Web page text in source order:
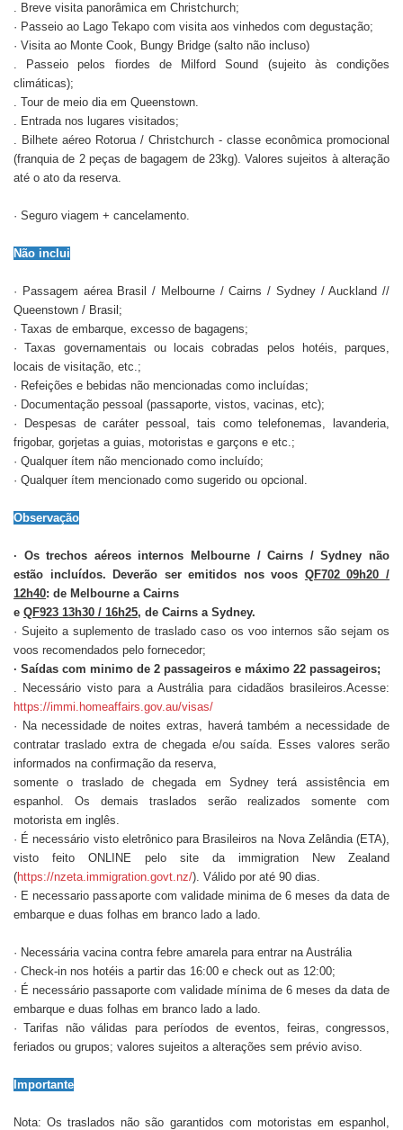
. Breve visita panorâmica em Christchurch;
· Passeio ao Lago Tekapo com visita aos vinhedos com degustação;
· Visita ao Monte Cook, Bungy Bridge (salto não incluso)
. Passeio pelos fiordes de Milford Sound (sujeito às condições
climáticas);
. Tour de meio dia em Queenstown.
. Entrada nos lugares visitados;
. Bilhete aéreo Rotorua / Christchurch - classe econômica promocional
(franquia de 2 peças de bagagem de 23kg). Valores sujeitos à alteração
até o ato da reserva.
· Seguro viagem + cancelamento.
Não inclui
· Passagem aérea Brasil / Melbourne / Cairns / Sydney / Auckland //
Queenstown / Brasil;
· Taxas de embarque, excesso de bagagens;
· Taxas governamentais ou locais cobradas pelos hotéis, parques,
locais de visitação, etc.;
· Refeições e bebidas não mencionadas como incluídas;
· Documentação pessoal (passaporte, vistos, vacinas, etc);
· Despesas de caráter pessoal, tais como telefonemas, lavanderia,
frigobar, gorjetas a guias, motoristas e garçons e etc.;
· Qualquer ítem não mencionado como incluído;
· Qualquer ítem mencionado como sugerido ou opcional.
Observação
· Os trechos aéreos internos Melbourne / Cairns / Sydney não
estão incluídos. Deverão ser emitidos nos voos QF702 09h20 /
12h40: de Melbourne a Cairns
e QF923 13h30 / 16h25, de Cairns a Sydney.
· Sujeito a suplemento de traslado caso os voo internos são sejam os
voos recomendados pelo fornecedor;
· Saídas com minimo de 2 passageiros e máximo 22 passageiros;
. Necessário visto para a Austrália para cidadãos brasileiros.Acesse:
https://immi.homeaffairs.gov.au/visas/
· Na necessidade de noites extras, haverá também a necessidade de
contratar traslado extra de chegada e/ou saída. Esses valores serão
informados na confirmação da reserva,
somente o traslado de chegada em Sydney terá assistência em
espanhol. Os demais traslados serão realizados somente com
motorista em inglês.
· É necessário visto eletrônico para Brasileiros na Nova Zelândia (ETA),
visto feito ONLINE pelo site da immigration New Zealand
(https://nzeta.immigration.govt.nz/). Válido por até 90 dias.
· E necessario passaporte com validade minima de 6 meses da data de
embarque e duas folhas em branco lado a lado.
· Necessária vacina contra febre amarela para entrar na Austrália
· Check-in nos hotéis a partir das 16:00 e check out as 12:00;
· É necessário passaporte com validade mínima de 6 meses da data de
embarque e duas folhas em branco lado a lado.
· Tarifas não válidas para períodos de eventos, feiras, congressos,
feriados ou grupos; valores sujeitos a alterações sem prévio aviso.
Importante
Nota: Os traslados não são garantidos com motoristas em espanhol,